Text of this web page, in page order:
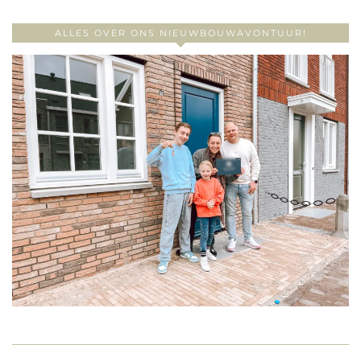
ALLES OVER ONS NIEUWBOUWAVONTUUR!